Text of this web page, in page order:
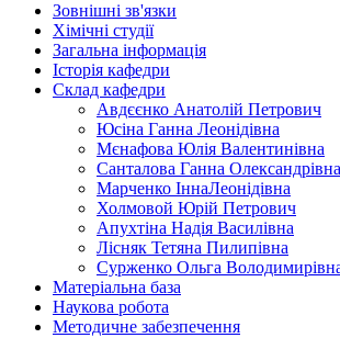
Зовнішні зв'язки
Хімічні студії
Загальна інформація
Історія кафедри
Склад кафедри
Авдєєнко Анатолій Петрович
Юсіна Ганна Леонідівна
Мєнафова Юлія Валентинівна
Санталова Ганна Олександрівна
Марченко ІннаЛеонідівна
Холмовой Юрій Петрович
Апухтіна Надія Василівна
Лісняк Тетяна Пилипівна
Сурженко Ольга
Матеріальна база
Наукова робота
Методичне забезпечення